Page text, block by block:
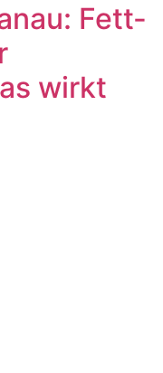
Fett-
wirkt